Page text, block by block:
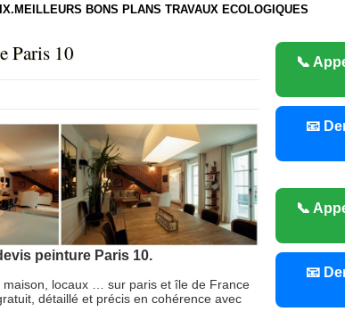
BONS PLANS TRAVAUX ECOLOGIQUES
Paris 10
peinture Paris 10.
locaux … sur paris et île de France
détaillé et précis en cohérence avec
📞
📧
📞
📧